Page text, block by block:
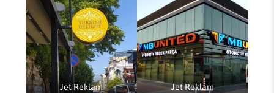
Jet Reklam Jet Reklam